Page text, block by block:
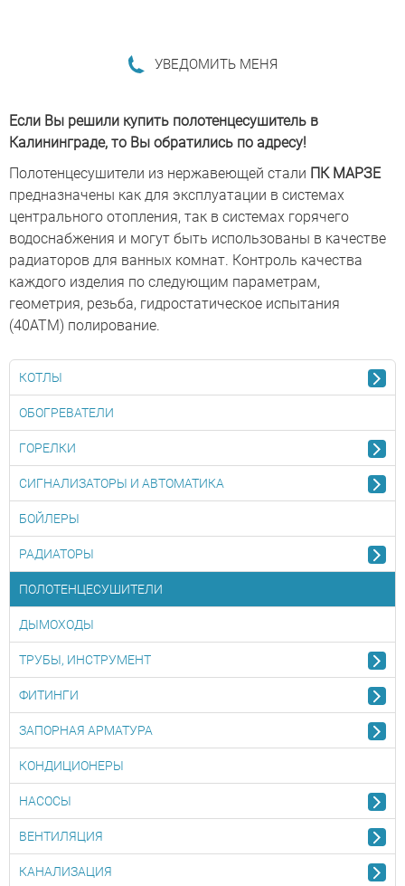
УВЕДОМИТЬ МЕНЯ
Если Вы решили купить полотенцесушитель в
Калининграде, то Вы обратились по адресу!
Полотенцесушители из нержавеющей стали ПК МАРЗЕ
предназначены как для эксплуатации в системах
центрального отопления, так в системах горячего
водоснабжения и могут быть использованы в качестве
радиаторов для ванных комнат. Контроль качества
каждого изделия по следующим параметрам,
геометрия, резьба, гидростатическое испытания
(40АТМ) полирование.
КОТЛЫ
ОБОГРЕВАТЕЛИ
ГОРЕЛКИ
СИГНАЛИЗАТОРЫ И АВТОМАТИКА
БОЙЛЕРЫ
РАДИАТОРЫ
ПОЛОТЕНЦЕСУШИТЕЛИ
ДЫМОХОДЫ
ТРУБЫ, ИНСТРУМЕНТ
ФИТИНГИ
ЗАПОРНАЯ АРМАТУРА
КОНДИЦИОНЕРЫ
НАСОСЫ
ВЕНТИЛЯЦИЯ
КАНАЛИЗАЦИЯ